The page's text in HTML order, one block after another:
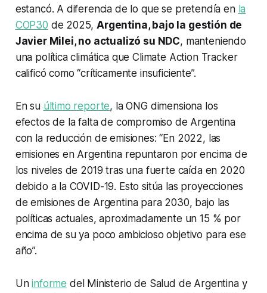
estancó. A diferencia de lo que se pretendía en la
COP30 de 2025,Argentina, bajo la gestión de
Javier Milei, no actualizó su NDC, manteniendo
una política climática que Climate Action Tracker
calificó como “críticamente insuficiente”.
En su último reporte, la ONG dimensiona los
efectos de la falta de compromiso de Argentina
con la reducción de emisiones: “En 2022, las
emisiones en Argentina repuntaron por encima de
los niveles de 2019 tras una fuerte caída en 2020
debido a la COVID-19. Esto sitúa las proyecciones
de emisiones de Argentina para 2030, bajo las
políticas actuales, aproximadamente un 15 % por
encima de su ya poco ambicioso objetivo para ese
año”.
Uninforme del Ministerio de Salud de Argentina y